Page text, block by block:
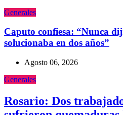
Generales
Caputo confiesa: “Nunca
solucionaba en dos años”
Agosto 06, 2026
Generales
Rosario: Dos